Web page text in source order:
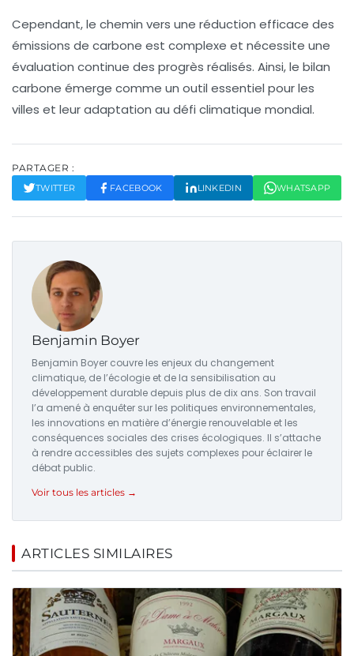
Cependant, le chemin vers une réduction efficace des
émissions de carbone est complexe et nécessite une
évaluation continue des progrès réalisés. Ainsi, le bilan
carbone émerge comme un outil essentiel pour les
villes et leur adaptation au défi climatique mondial.
PARTAGER :
TWITTER FACEBOOK LINKEDIN WHATSAPP
Benjamin Boyer
Benjamin Boyer couvre les enjeux du changement
climatique, de l’écologie et de la sensibilisation au
développement durable depuis plus de dix ans. Son travail
l’a amené à enquêter sur les politiques environnementales,
les innovations en matière d’énergie renouvelable et les
conséquences sociales des crises écologiques. Il s’attache
à rendre accessibles des sujets complexes pour éclairer le
débat public.
Voir tous les articles →
ARTICLES SIMILAIRES